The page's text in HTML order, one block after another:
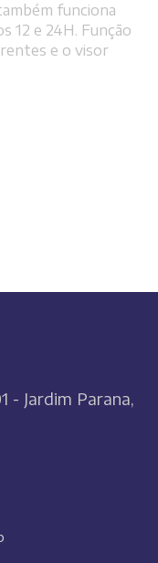
funciona
12 e 24H. Função
e o visor
- Jardim Parana,